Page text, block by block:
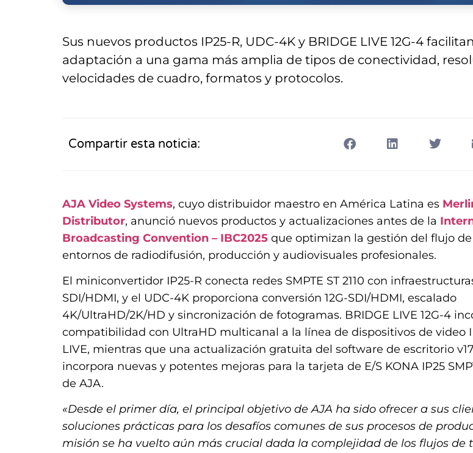
Sus nuevos productos IP25-R, UDC-4K y BRIDGE LIVE 12G-4
adaptación a una gama más amplia de tipos de conectividad,
velocidades de cuadro, formatos y protocolos.
Compartir esta noticia:
AJA Video Systems, cuyo distribuidor maestro en América Latina es
Distributor, anunció nuevos productos y actualizaciones antes de la
Broadcasting Convention – IBC2025 que optimizan la gestión del flujo
entornos de radiodifusión, producción y audiovisuales profesionales.
El miniconvertidor IP25-R conecta redes SMPTE ST 2110 con
SDI/HDMI, y el UDC-4K proporciona conversión 12G-SDI/HDMI, escalado
4K/UltraHD/2K/HD y sincronización de fotogramas. BRIDGE LIVE 12G-4
compatibilidad con UltraHD multicanal a la línea de dispositivos de video
LIVE, mientras que una actualización gratuita del software de escritorio
incorpora nuevas y potentes mejoras para la tarjeta de E/S KONA IP25
de AJA.
«Desde el primer día, el principal objetivo de AJA ha sido ofrecer a sus
soluciones prácticas para los desafíos comunes de sus procesos de
misión se ha vuelto aún más crucial dada la complejidad de los flujos de